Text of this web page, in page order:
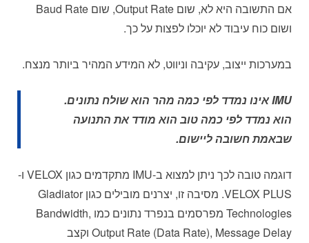
אם התשובה היא לא, שום Output Rate, שום Baud Rate
ושום כוח עיבוד לא יוכלו לפצות על כך.
במערכות ייצוב, עקיבה וניווט, לא המידע המהיר ביותר מנצח.
IMU אינו נמדד לפי כמה מהר הוא שולח נתונים.
הוא נמדד לפי כמה טוב הוא מודד את התנועה
שבאמת חשובה ליישום.
דוגמה טובה לכך ניתן למצוא ב-IMU מתקדמים כגון VELOX ו-
VELOX PLUS. מסיבה זו, יצרנים מובילים כגון Gladiator
Technologies מפרסמים בנפרד נתונים כמו Bandwidth,
Output Rate (Data Rate), Message Delay וקצב